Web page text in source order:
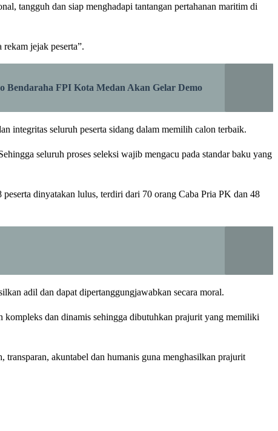
tangguh dan siap menghadapi tantangan pertahanan maritim di
jejak peserta”.
FPI Kota Medan Akan Gelar Demo
integritas seluruh peserta sidang dalam memilih calon terbaik.
seluruh proses seleksi wajib mengacu pada standar baku yang
dinyatakan lulus, terdiri dari 70 orang Caba Pria PK dan 48
adil dan dapat dipertanggungjawabkan secara moral.
dan dinamis sehingga dibutuhkan prajurit yang memiliki
akuntabel dan humanis guna menghasilkan prajurit